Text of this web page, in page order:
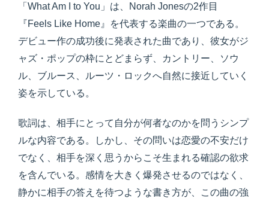
「What Am I to You」は、Norah Jonesの2作目
『Feels Like Home』を代表する楽曲の一つである。
デビュー作の成功後に発表された曲であり、彼女がジ
ャズ・ポップの枠にとどまらず、カントリー、ソウ
ル、ブルース、ルーツ・ロックへ自然に接近していく
姿を示している。
歌詞は、相手にとって自分が何者なのかを問うシンプ
ルな内容である。しかし、その問いは恋愛の不安だけ
でなく、相手を深く思うからこそ生まれる確認の欲求
を含んでいる。感情を大きく爆発させるのではなく、
静かに相手の答えを待つような書き方が、この曲の強